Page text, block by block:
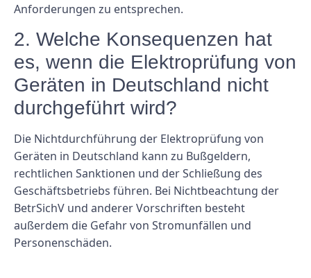
Anforderungen zu entsprechen.
2. Welche Konsequenzen hat
es, wenn die Elektroprüfung von
Geräten in Deutschland nicht
durchgeführt wird?
Die Nichtdurchführung der Elektroprüfung von
Geräten in Deutschland kann zu Bußgeldern,
rechtlichen Sanktionen und der Schließung des
Geschäftsbetriebs führen. Bei Nichtbeachtung der
BetrSichV und anderer Vorschriften besteht
außerdem die Gefahr von Stromunfällen und
Personenschäden.